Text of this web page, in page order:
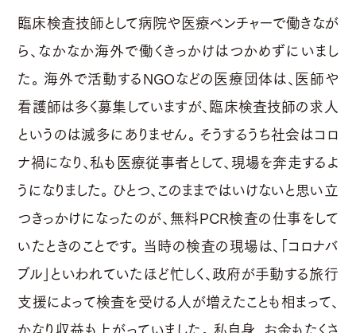
臨床検査技師として病院や医療ベンチャーで働きなが
ら、なかなか海外で働くきっかけはつかめずにいまし
た。 海外で活動するNGOなどの医療団体は、医師や
看護師は多く募集していますが、臨床検査技師の求人
というのは滅多にありません。 そうするうち社会はコロ
ナ禍になり、私も医療従事者として、現場を奔走するよ
うになりました。 ひとつ、このままではいけないと思い立
つきっかけになったのが、無料PCR検査の仕事をして
いたときのことです。 当時の検査の現場は、「コロナバ
ブル」といわれていたほど忙しく、政府が手動する旅行
支援によって検査を受ける人が増えたことも相まって、